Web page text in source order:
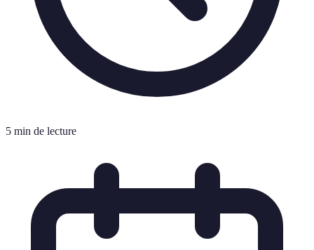
5 min de lecture